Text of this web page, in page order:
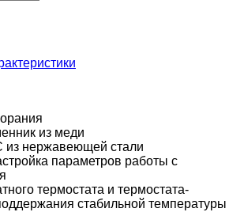
из меди
из нержавеющей стали
параметров работы с
термостата и термостата-
стабильной температуры